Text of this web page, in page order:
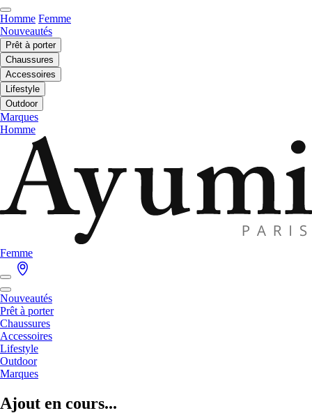
Homme Femme
Nouveautés
Prêt à porter
Chaussures
Accessoires
Lifestyle
Outdoor
Marques
Homme
Femme
Nouveautés
Prêt à porter
Chaussures
Accessoires
Lifestyle
Outdoor
Marques
Ajout en cours...